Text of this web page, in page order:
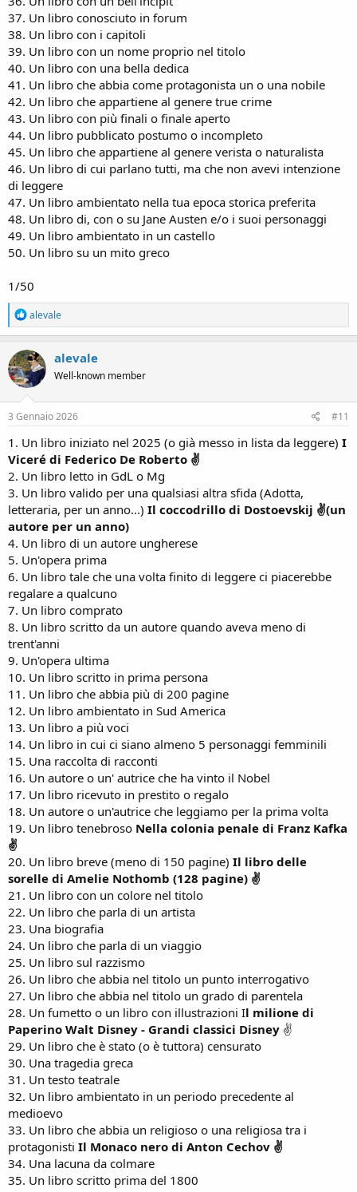
37. Un libro conosciuto in forum
38. Un libro con i capitoli
39. Un libro con un nome proprio nel titolo
40. Un libro con una bella dedica
41. Un libro che abbia come protagonista un o una nobile
42. Un libro che appartiene al genere true crime
43. Un libro con più finali o finale aperto
44. Un libro pubblicato postumo o incompleto
45. Un libro che appartiene al genere verista o naturalista
46. Un libro di cui parlano tutti, ma che non avevi intenzione
di leggere
47. Un libro ambientato nella tua epoca storica preferita
48. Un libro di, con o su Jane Austen e/o i suoi personaggi
49. Un libro ambientato in un castello
50. Un libro su un mito greco
1/50
R
e
a
c
t
i
o
n
s
alevale
alevale
Well-known member
3 Gennaio 2026 #11
1. Un libro iniziato nel 2025 (o già messo in lista da leggere) I
Viceré di Federico De Roberto ✌
2. Un libro letto in GdL o Mg
3. Un libro valido per una qualsiasi altra sfida (Adotta,
letteraria, per un anno...) Il coccodrillo di Dostoevskij ✌(un
autore per un anno)
4. Un libro di un autore ungherese
5. Un'opera prima
6. Un libro tale che una volta finito di leggere ci piacerebbe
regalare a qualcuno
7. Un libro comprato
8. Un libro scritto da un autore quando aveva meno di
trent'anni
9. Un'opera ultima
10. Un libro scritto in prima persona
11. Un libro che abbia più di 200 pagine
12. Un libro ambientato in Sud America
13. Un libro a più voci
14. Un libro in cui ci siano almeno 5 personaggi femminili
15. Una raccolta di racconti
16. Un autore o un' autrice che ha vinto il Nobel
17. Un libro ricevuto in prestito o regalo
18. Un autore o un'autrice che leggiamo per la prima volta
19. Un libro tenebroso Nella colonia penale di Franz Kafka
✌
20. Un libro breve (meno di 150 pagine) Il libro delle
sorelle di Amelie Nothomb (128 pagine) ✌
21. Un libro con un colore nel titolo
22. Un libro che parla di un artista
23. Una biografia
24. Un libro che parla di un viaggio
25. Un libro sul razzismo
26. Un libro che abbia nel titolo un punto interrogativo
27. Un libro che abbia nel titolo un grado di parentela
28. Un fumetto o un libro con illustrazioni Il milione di
Paperino Walt Disney - Grandi classici Disney ✌
29. Un libro che è stato (o è tuttora) censurato
30. Una tragedia greca
31. Un testo teatrale
32. Un libro ambientato in un periodo precedente al
medioevo
33. Un libro che abbia un religioso o una religiosa tra i
protagonisti Il Monaco nero di Anton Cechov ✌
34. Una lacuna da colmare
35. Un libro scritto prima del 1800